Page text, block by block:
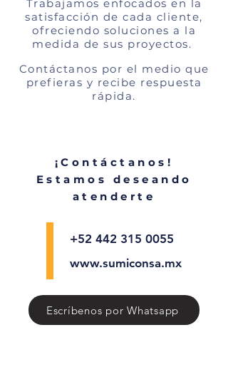
Trabajamos enfocados en la
satisfacción de cada cliente,
ofreciendo soluciones a la
medida de sus proyectos.
Contáctanos por el medio que
prefieras y recibe respuesta
rápida.
¡Contáctanos!
Estamos deseando
atenderte
+52 442 315 0055
www.sumiconsa.mx
Escríbenos por Whatsapp